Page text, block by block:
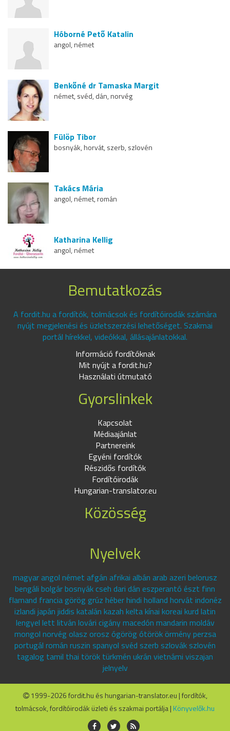
Hóborné Pető Katalin
angol, német
Benkőné dr Tamaska Margit
német, svéd, dán, norvég
Fülöp Tibor
bosnyák, horvát, szerb, szlovén
Takács Mária
angol, német, román
Katharina Kellig
angol, német
Bemutatkozás
A fordit.hu a fordítók, tolmácsok és fordítóirodák számára
nyújt megjelenési és üzletszerzési lehetőséget. Szakmai
portál hírekkel, videókkal, állásajánlatokkal.
Információ fordítóknak
Mit nyújt a fordit.hu?
Használati útmutató
Gyorslinkek
Kapcsolat
Médiaajánlat
Partnereink
Egyéni fordítók
Részidős fordítók
Fordítóirodák
Hungarian-translator.eu
Közösség
Nyelvek
magyar angol német afgán afrikai albán arab azeri belorusz
bengáli bolgár bosnyák cseh dari dán eszperantó észt finn
flamand francia görög grúz héber hindi holland horvát indonéz
izlandi japán jiddis katalán kazah kelta kínai koreai kurd latin
lengyel lett litván lovári cigány macedón mandarin moldáv
mongol norvég olasz orosz ógörög ótörök örmény perzsa
portugál román ruszin spanyol svéd szerb szlovák szlovén
tagalog tamil thai török türkmén ukrán vietnámi viszajan
jelnyelv
1999-2026 fordit.hu és hungarian-translator.eu | fordítók,
tolmácsok, fordítóirodák üzleti és szakmai portálja | Könyvelők.hu